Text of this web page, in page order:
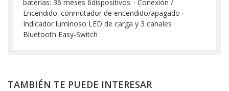
baterías: 36 meses 6dispositivos. · Conexión /
Encendido: conmutador de encendido/apagado ·
Indicador luminoso LED de carga y 3 canales
Bluetooth Easy-Switch
TAMBIÉN TE PUEDE INTERESAR